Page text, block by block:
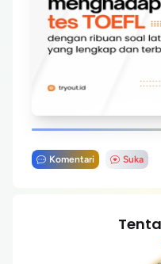
Komentari Suka